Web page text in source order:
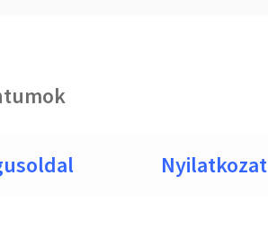
Nyilatkozat